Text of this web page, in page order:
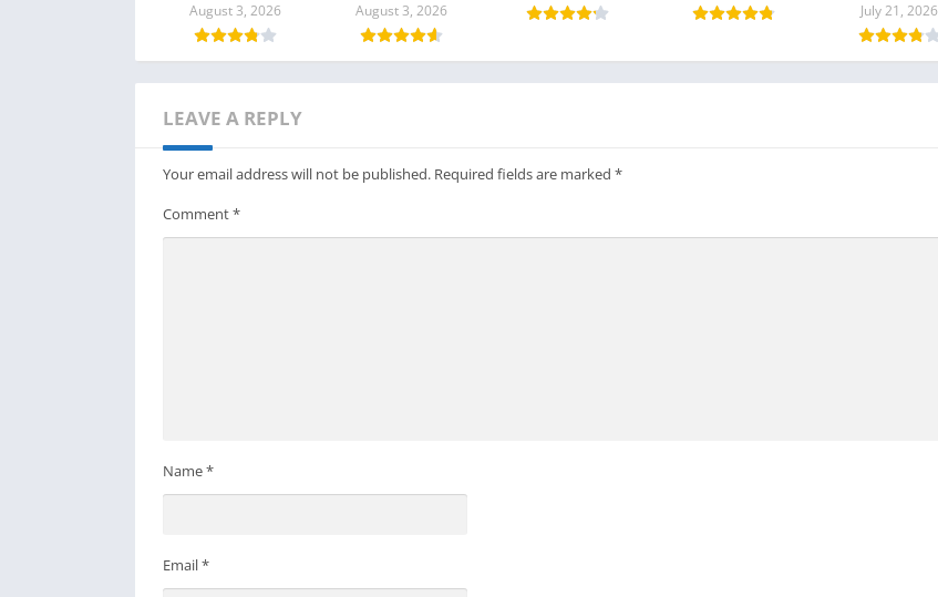
August 3, 2026
August 3, 2026
July 21, 2026
LEAVE A REPLY
Your email address will not be published. Required fields are marked *
Comment*
Name*
Email*